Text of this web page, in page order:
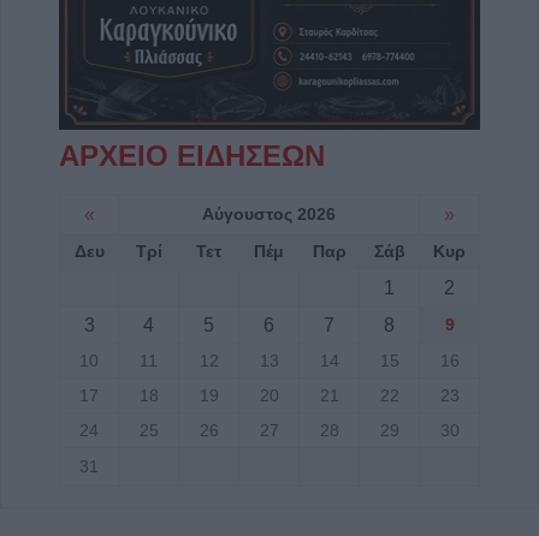
ΑΡΧΕΙΟ ΕΙΔΗΣΕΩΝ
« Αύγουστος 2026 »
Δευ Τρί Τετ Πέμ Παρ Σάβ Κυρ
1
2
3
4 5 6 7 8
9
10
11 12 13 14 15
16
17
18 19 20 21 22
23
24
25 26 27 28 29
30
31